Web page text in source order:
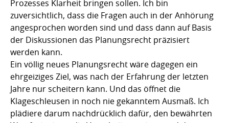
Prozesses Klarheit bringen sollen. Ich bin
zuversichtlich, dass die Fragen auch in der Anhörung
angesprochen worden sind und dass dann auf Basis
der Diskussionen das Planungsrecht präzisiert
werden kann.
Ein völlig neues Planungsrecht wäre dagegen ein
ehrgeiziges Ziel, was nach der Erfahrung der letzten
Jahre nur scheitern kann. Und das öffnet die
Klageschleusen in noch nie gekanntem Ausmaß. Ich
plädiere darum nachdrücklich dafür, den bewährten